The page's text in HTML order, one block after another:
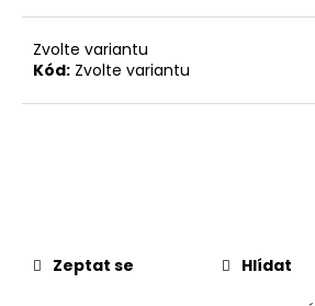
Zvolte variantu
Kód: Zvolte variantu
Zeptat se Hlídat
e
m